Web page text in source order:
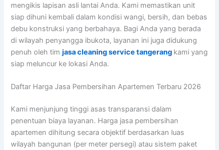
mengikis lapisan asli lantai Anda. Kami memastikan unit
siap dihuni kembali dalam kondisi wangi, bersih, dan bebas
debu konstruksi yang berbahaya. Bagi Anda yang berada
di wilayah penyangga ibukota, layanan ini juga didukung
penuh oleh timjasa cleaning service tangerang kami yang
siap meluncur ke lokasi Anda.
Daftar Harga Jasa Pembersihan Apartemen Terbaru 2026
Kami menjunjung tinggi asas transparansi dalam
penentuan biaya layanan. Harga jasa pembersihan
apartemen dihitung secara objektif berdasarkan luas
wilayah bangunan (per meter persegi) atau sistem paket